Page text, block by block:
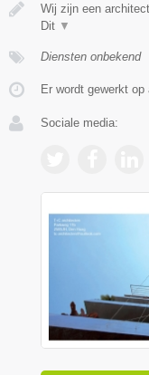
Wij zijn een
Dit ▼
Diensten onbekend
Er wordt gewerkt op
Sociale media: